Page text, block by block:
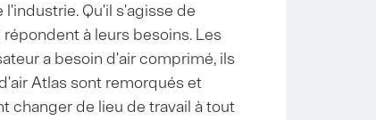
Qu'il s'agisse de
à leurs besoins. Les
a besoin d'air comprimé, ils
Atlas sont remorqués et
changer de lieu de travail à tout